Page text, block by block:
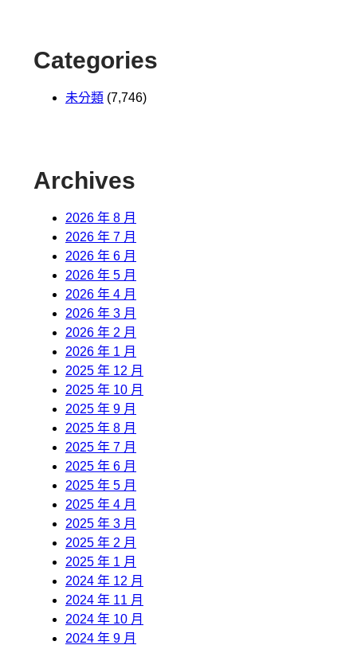
Categories
未分類 (7,746)
Archives
2026 年 8 月
2026 年 7 月
2026 年 6 月
2026 年 5 月
2026 年 4 月
2026 年 3 月
2026 年 2 月
2026 年 1 月
2025 年 12 月
2025 年 10 月
2025 年 9 月
2025 年 8 月
2025 年 7 月
2025 年 6 月
2025 年 5 月
2025 年 4 月
2025 年 3 月
2025 年 2 月
2025 年 1 月
2024 年 12 月
2024 年 11 月
2024 年 10 月
2024 年 9 月